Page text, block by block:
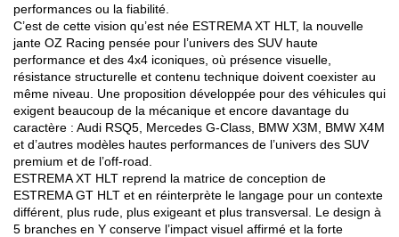
PARTENAIRES
EMPLOI
DOWNLOAD AREA
GPSR
performances ou la fiabilité.
C’est de cette vision qu’est née ESTREMA XT HLT, la nouvelle
jante OZ Racing pensée pour l’univers des SUV haute
performance et des 4x4 iconiques, où présence visuelle,
résistance structurelle et contenu technique doivent coexister au
même niveau. Une proposition développée pour des véhicules qui
exigent beaucoup de la mécanique et encore davantage du
caractère : Audi RSQ5, Mercedes G-Class, BMW X3M, BMW X4M
et d’autres modèles hautes performances de l’univers des SUV
premium et de l’off-road.
ESTREMA XT HLT reprend la matrice de conception de
ESTREMA GT HLT et en réinterprète le langage pour un contexte
différent, plus rude, plus exigeant et plus transversal. Le design à
5 branches en Y conserve l’impact visuel affirmé et la forte